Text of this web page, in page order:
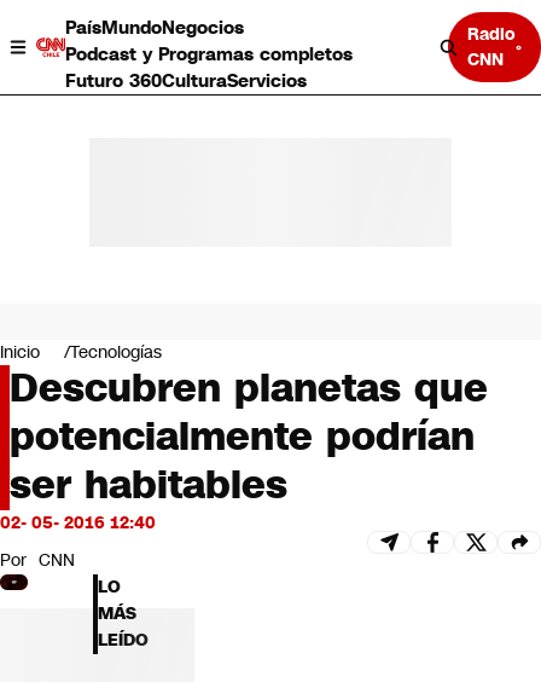
PaísMundoNegocios
Podcast y Programas completos
Futuro 360CulturaServicios
Radio
CNN
Negocios
Deportes
Programas completos
Cultura
Servicios
Bits
CNN tiempo
Futuro 360
Opinión
Inicio Tecnologías
Descubren planetas que
potencialmente podrían
ser habitables
02- 05- 2016 12:40
Por CNN
LO
MÁS
LEÍDO